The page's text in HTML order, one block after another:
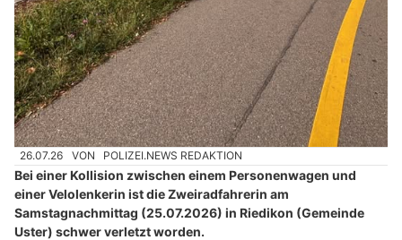
26.07.26 VON POLIZEI.NEWS REDAKTION
Bei einer Kollision zwischen einem Personenwagen und
einer Velolenkerin ist die Zweiradfahrerin am
Samstagnachmittag (25.07.2026) in Riedikon (Gemeinde
Uster) schwer verletzt worden.